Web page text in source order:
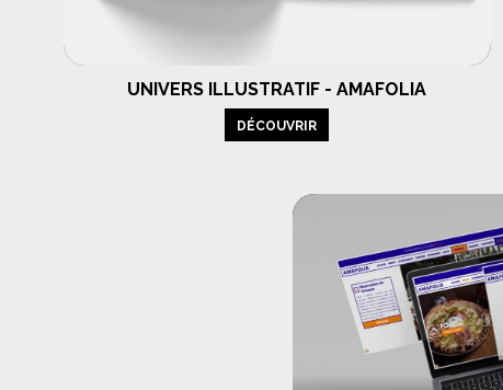
UNIVERS ILLUSTRATIF - AMAFOLIA
DÉCOUVRIR